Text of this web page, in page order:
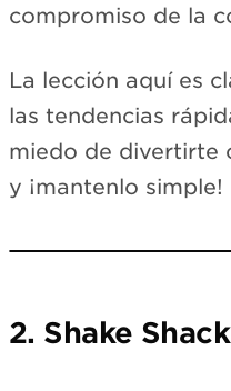
compromiso de la
La lección aquí es
las tendencias
miedo de divertirte
y ¡mantenlo simple!
2. Shake Shack